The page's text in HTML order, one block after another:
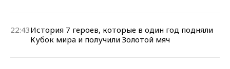
22:43История 7 героев, которые в один год подняли
Кубок мира и получили Золотой мяч